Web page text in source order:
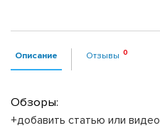
Описание Отзывы
Обзоры:
+добавить статью или видео